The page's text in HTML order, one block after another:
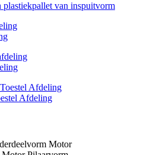
plastiekpallet van inspuitvorm
Afdeling